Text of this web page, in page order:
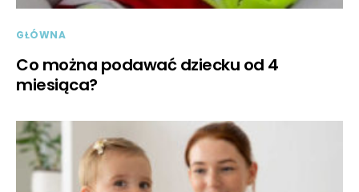
GŁÓWNA
Co można podawać dziecku od 4
miesiąca?